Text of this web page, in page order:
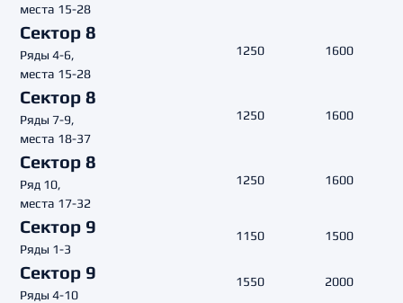
места 15-28
Сектор 8
Ряды 4-6,
места 15-28
1250 1600
Сектор 8
Ряды 7-9,
места 18-37
1250 1600
Сектор 8
Ряд 10,
места 17-32
1250 1600
Сектор 9
Ряды 1-3
1150 1500
Сектор 9
Ряды 4-10
1550 2000